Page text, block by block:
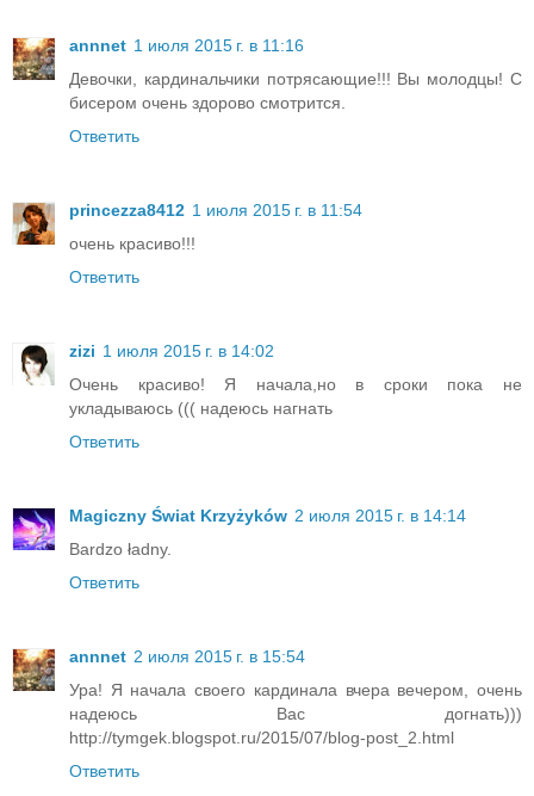
annnet 1 июля 2015 г. в 11:16
Девочки, кардинальчики потрясающие!!! Вы молодцы! С
бисером очень здорово смотрится.
Ответить
princezza8412 1 июля 2015 г. в 11:54
очень красиво!!!
Ответить
zizi 1 июля 2015 г. в 14:02
Очень красиво! Я начала,но в сроки пока не
укладываюсь ((( надеюсь нагнать
Ответить
Magiczny Świat Krzyżyków 2 июля 2015 г. в 14:14
Bardzo ładny.
Ответить
annnet 2 июля 2015 г. в 15:54
Ура! Я начала своего кардинала вчера вечером, очень
надеюсь Вас догнать)))
http://tymgek.blogspot.ru/2015/07/blog-post_2.html
Ответить